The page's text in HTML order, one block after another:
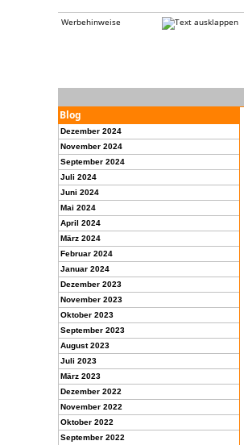
Werbehinweise
Blog
Dezember 2024
November 2024
September 2024
Juli 2024
Juni 2024
Mai 2024
April 2024
März 2024
Februar 2024
Januar 2024
Dezember 2023
November 2023
Oktober 2023
September 2023
August 2023
Juli 2023
März 2023
Dezember 2022
November 2022
Oktober 2022
September 2022